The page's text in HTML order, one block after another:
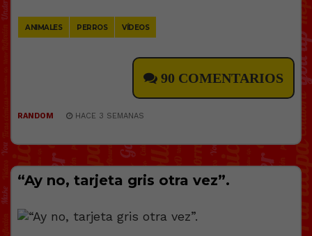
ANIMALES PERROS VÍDEOS
90 COMENTARIOS
RANDOM HACE 3 SEMANAS
“Ay no, tarjeta gris otra vez”.